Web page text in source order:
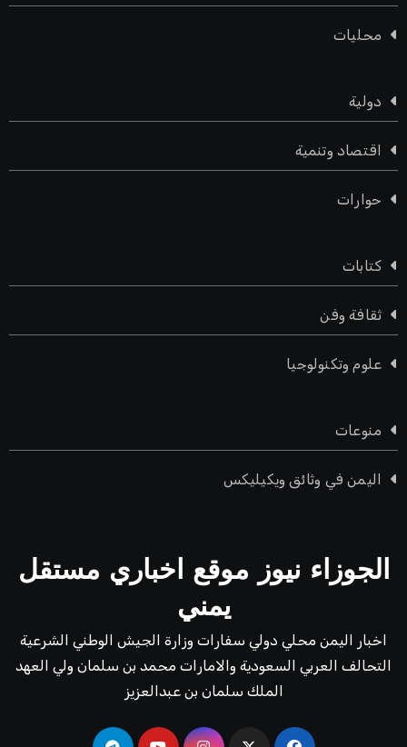
محليات
دولية
اقتصاد وتنمية
حوارات
كتابات
ثقافة وفن
علوم وتكنولوجيا
منوعات
اليمن في وثائق ويكيليكس
الجوزاء نيوز موقع اخباري مستقل
يمني
اخبار اليمن محلي دولي سفارات وزارة الجيش الوطني الشرعية
التحالف العربي السعودية والامارات محمد بن سلمان ولي العهد
الملك سلمان بن عبدالعزيز